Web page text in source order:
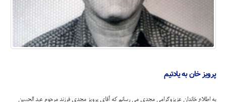
پرویز خان به یادتیم
به اطلاع خاندان عزیزوگرامی مجدی می رسانم که آقای پرویز مجدی فرزند مرحوم عبد الحسین